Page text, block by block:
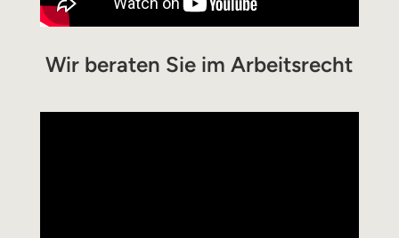
Wir beraten Sie im Arbeitsrecht